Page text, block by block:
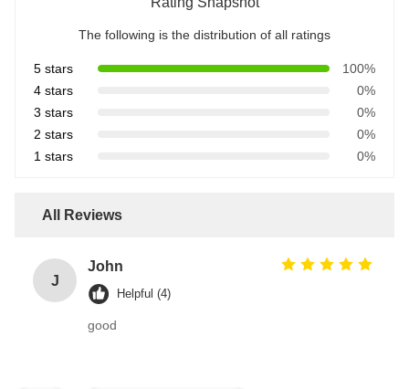
The following is the distribution of all ratings
5 stars
100%
4 stars
0%
3 stars
0%
2 stars
0%
1 stars
0%
All Reviews
J
John
Helpful (4)
good